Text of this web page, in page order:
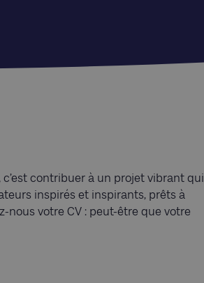
contribuer à un projet vibrant qui
inspirés et inspirants, prêts à
nous votre CV : peut-être que votre